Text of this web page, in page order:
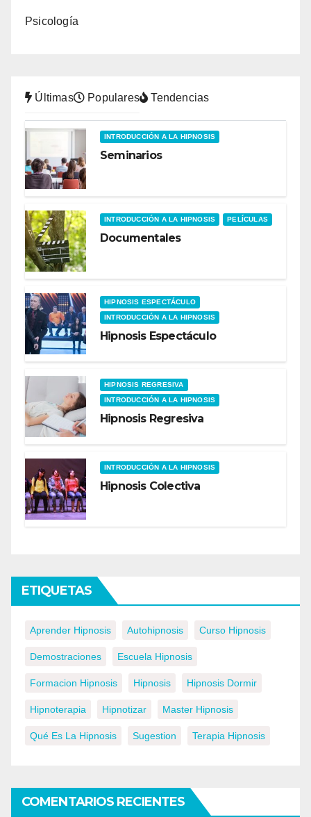
Psicología
Últimas Populares Tendencias
INTRODUCCIÓN A LA HIPNOSIS
Seminarios
INTRODUCCIÓN A LA HIPNOSIS PELÍCULAS
Documentales
HIPNOSIS ESPECTÁCULO
INTRODUCCIÓN A LA HIPNOSIS
Hipnosis Espectáculo
HIPNOSIS REGRESIVA
INTRODUCCIÓN A LA HIPNOSIS
Hipnosis Regresiva
INTRODUCCIÓN A LA HIPNOSIS
Hipnosis Colectiva
ETIQUETAS
Aprender Hipnosis Autohipnosis Curso Hipnosis
Demostraciones Escuela Hipnosis
Formacion Hipnosis Hipnosis Hipnosis Dormir
Hipnoterapia Hipnotizar Master Hipnosis
Qué Es La Hipnosis Sugestion Terapia Hipnosis
COMENTARIOS RECIENTES